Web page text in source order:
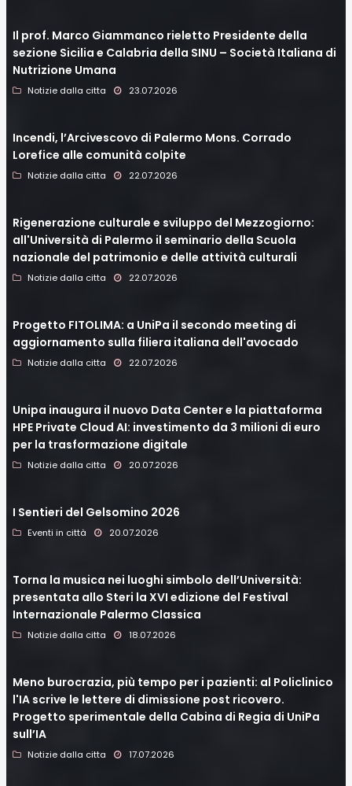
Il prof. Marco Giammanco rieletto Presidente della
sezione Sicilia e Calabria della SINU – Società Italiana di
Nutrizione Umana
Notizie dalla citta 23.07.2026
Incendi, l’Arcivescovo di Palermo Mons. Corrado
Lorefice alle comunità colpite
Notizie dalla citta 22.07.2026
Rigenerazione culturale e sviluppo del Mezzogiorno:
all'Università di Palermo il seminario della Scuola
nazionale del patrimonio e delle attività culturali
Notizie dalla citta 22.07.2026
Progetto FITOLIMA: a UniPa il secondo meeting di
aggiornamento sulla filiera italiana dell'avocado
Notizie dalla citta 22.07.2026
Unipa inaugura il nuovo Data Center e la piattaforma
HPE Private Cloud AI: investimento da 3 milioni di euro
per la trasformazione digitale
Notizie dalla citta 20.07.2026
I Sentieri del Gelsomino 2026
Eventi in città 20.07.2026
Torna la musica nei luoghi simbolo dell’Università:
presentata allo Steri la XVI edizione del Festival
Internazionale Palermo Classica
Notizie dalla citta 18.07.2026
Meno burocrazia, più tempo per i pazienti: al Policlinico
l'IA scrive le lettere di dimissione post ricovero.
Progetto sperimentale della Cabina di Regia di UniPa
sull’IA
Notizie dalla citta 17.07.2026